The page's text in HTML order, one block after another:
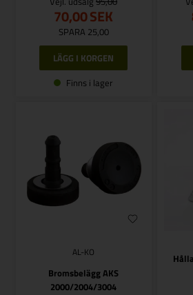
70,00SEK
SPARA 25,00
Finns i lager
AL-KO
Bromsbelägg AKS
2000/2004/3004